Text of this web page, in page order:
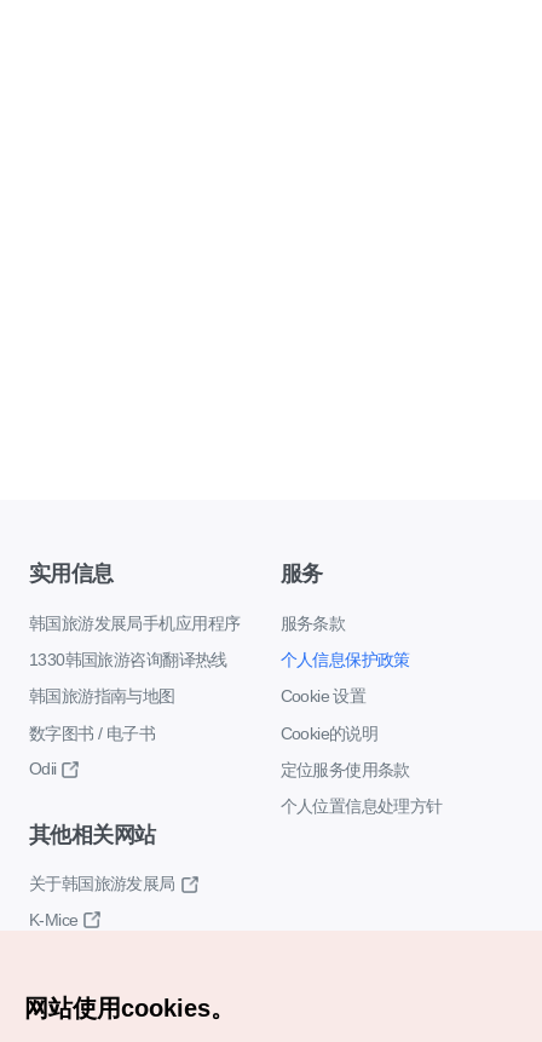
实用信息
韩国旅游发展局手机应用程序
1330韩国旅游咨询翻译热线
韩国旅游指南与地图
数字图书 / 电子书
Odii
服务
服务条款
个人信息保护政策
Cookie 设置
Cookie的说明
定位服务使用条款
个人位置信息处理方针
其他相关网站
关于韩国旅游发展局
K-Mice
网站使用cookies。